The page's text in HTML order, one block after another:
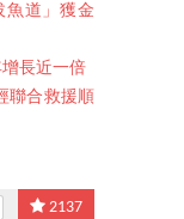
魚道」獲金
長近一倍
聯合救援順
2137